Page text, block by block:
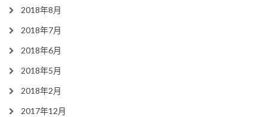
2018年8月
2018年7月
2018年6月
2018年5月
2018年2月
2017年12月